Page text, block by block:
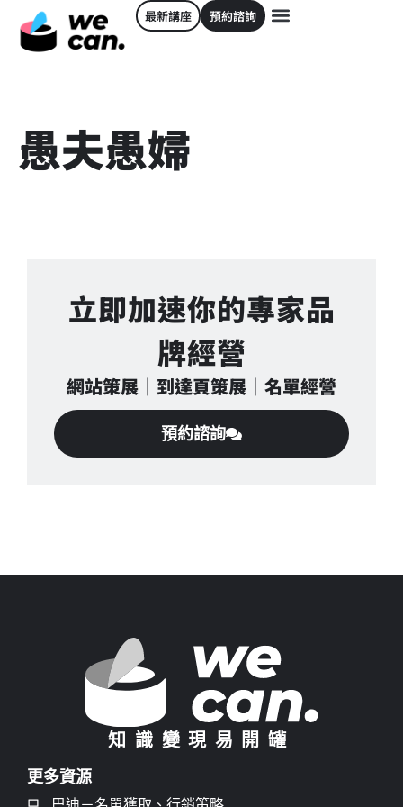
最新講座 預約諮詢
愚夫愚婦
立即加速你的專家品
牌經營
網站策展｜到達頁策展｜名單經營
預約諮詢
知識變現易開罐
更多資源